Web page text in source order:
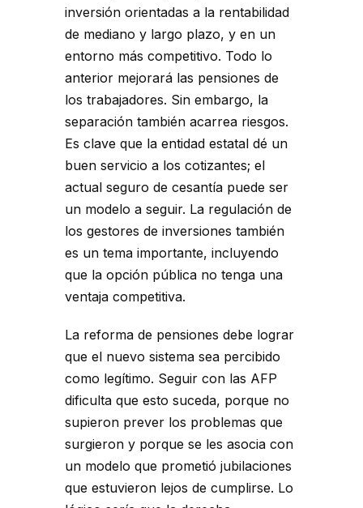
inversión orientadas a la rentabilidad
de mediano y largo plazo, y en un
entorno más competitivo. Todo lo
anterior mejorará las pensiones de
los trabajadores. Sin embargo, la
separación también acarrea riesgos.
Es clave que la entidad estatal dé un
buen servicio a los cotizantes; el
actual seguro de cesantía puede ser
un modelo a seguir. La regulación de
los gestores de inversiones también
es un tema importante, incluyendo
que la opción pública no tenga una
ventaja competitiva.
La reforma de pensiones debe lograr
que el nuevo sistema sea percibido
como legítimo. Seguir con las AFP
dificulta que esto suceda, porque no
supieron prever los problemas que
surgieron y porque se les asocia con
un modelo que prometió jubilaciones
que estuvieron lejos de cumplirse. Lo